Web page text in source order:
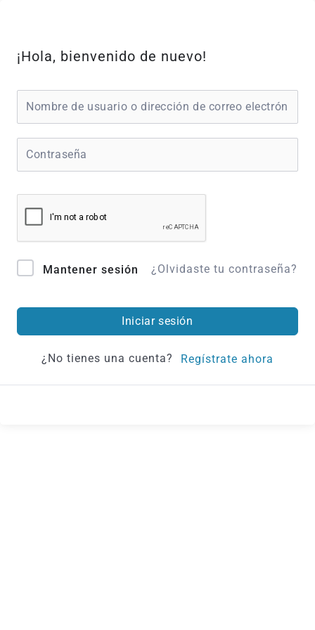
contenido
¡Hola, bienvenido de nuevo!
Mantener sesión ¿Olvidaste tu contraseña?
Iniciar sesión
¿No tienes una cuenta? Regístrate ahora